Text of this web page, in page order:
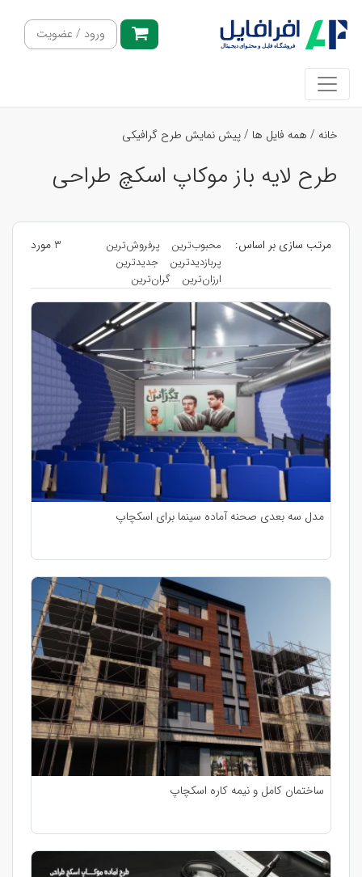
ورود / عضویت
خانه / همه فایل ها /پیش نمایش طرح گرافیکی
طرح لایه باز موکاپ اسکچ طراحی
مرتب سازی بر اساس: محبوب‌ترین
پرفروش‌ترین
پربازدیدترین
جدیدترین
ارزان‌ترین
گران‌ترین
3 مورد
مدل سه بعدی صحنه آماده سینما برای اسکچاپ
ساختمان کامل و نیمه کاره اسکچاپ